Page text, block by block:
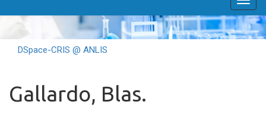
DSpace-CRIS @ ANLIS
Gallardo, Blas.